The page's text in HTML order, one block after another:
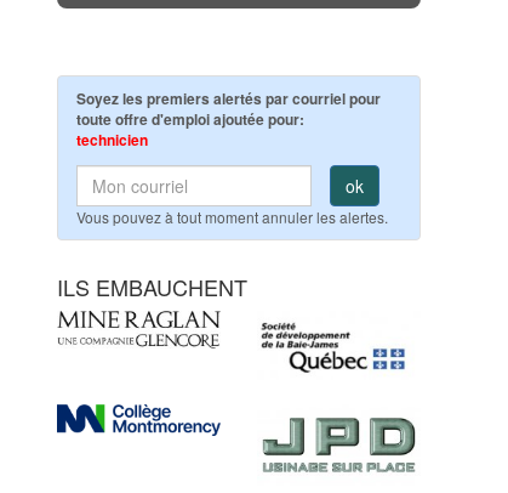
Soyez les premiers alertés par courriel pour
toute offre d'emploi ajoutée pour:
technicien
ok
Vous pouvez à tout moment annuler les alertes.
ILS EMBAUCHENT